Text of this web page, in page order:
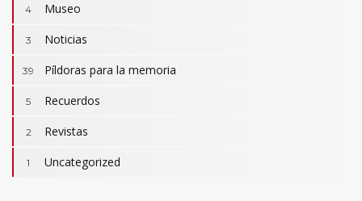
4 Museo
Camisetas
2 Revistas
3 Noticias
32 Actualidad
7 Cumpleaños
39 Píldoras para la memoria
39 Píldoras para la memoria
5 Recuerdos
2 Revistas
1 Uncategorized